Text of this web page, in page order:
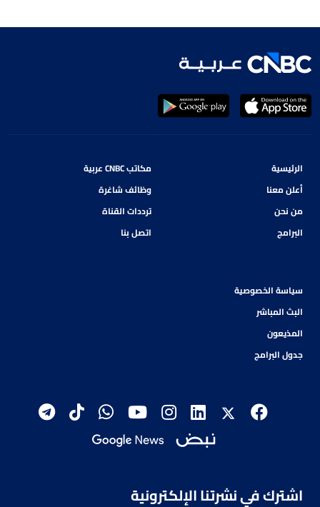
الرئيسية
أعلن معنا
من نحن
البرامج
مكاتب CNBC عربية
وظائف شاغرة
ترددات القناة
اتصل بنا
سياسة الخصوصية
البث المباشر
المذيعون
جدول البرامج
اشترك في نشرتنا الإلكترونية